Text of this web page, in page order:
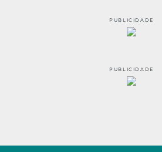
PUBLICIDADE
PUBLICIDADE